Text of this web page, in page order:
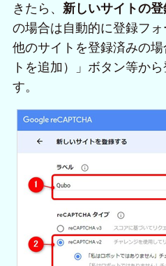
きたら、 新しいサイトの登
の場合は自動的に登録フ
他のサイトを登録済みの
トを追加）」ボタン等か
す。